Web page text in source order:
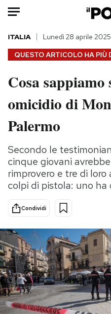
HOME
Italia
Politica
Tecnologia
Scienza
Cultura
Economia
Sport
PODCAST
NEWSLETTER
I MIEI PREFERITI
QUESTO ARTICOLO HA PIÙ
ITALIA Lunedì 28 aprile 2025
Cosa
omicidio di
Palermo
Secondo le
cinque giovani
rimprovero e tre di loro
colpi di pistola: uno ha
Condividi